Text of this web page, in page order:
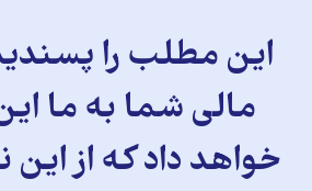
این مطلب را
مالی شما به ما
خواهد داد که از